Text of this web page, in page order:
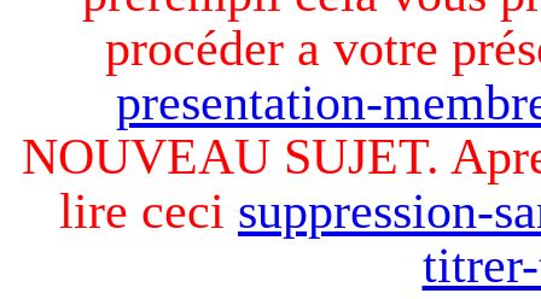
procéder a votre
presentation-
NOUVEAU SUJET.
lire ceci suppression-